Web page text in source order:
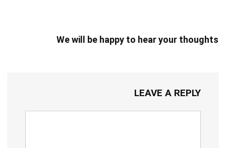
We will be happy to hear your thoughts
LEAVE A REPLY